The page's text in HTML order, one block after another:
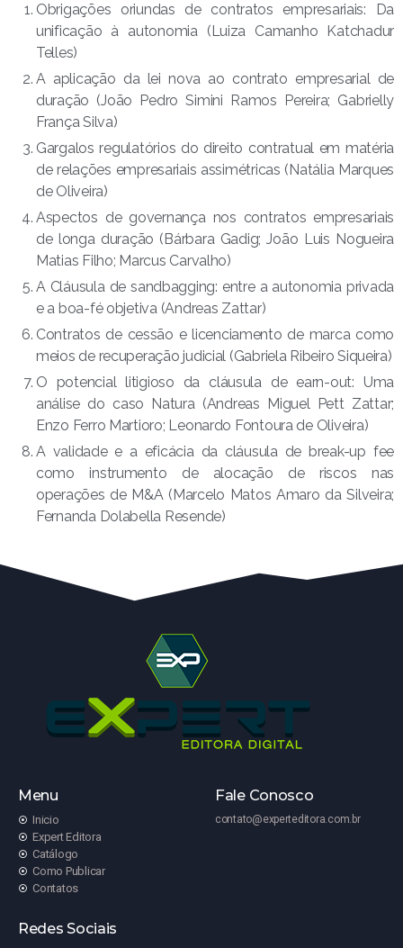
Obrigações oriundas de contratos empresariais: Da
unificação à autonomia (Luiza Camanho Katchadur
Telles)
A aplicação da lei nova ao contrato empresarial de
duração (João Pedro Simini Ramos Pereira; Gabrielly
França Silva)
Gargalos regulatórios do direito contratual em matéria
de relações empresariais assimétricas (Natália Marques
de Oliveira)
Aspectos de governança nos contratos empresariais
de longa duração (Bárbara Gadig; João Luis Nogueira
Matias Filho; Marcus Carvalho)
A Cláusula de sandbagging: entre a autonomia privada
e a boa-fé objetiva (Andreas Zattar)
Contratos de cessão e licenciamento de marca como
meios de recuperação judicial (Gabriela Ribeiro Siqueira)
O potencial litigioso da cláusula de earn-out: Uma
análise do caso Natura (Andreas Miguel Pett Zattar;
Enzo Ferro Martioro; Leonardo Fontoura de Oliveira)
A validade e a eficácia da cláusula de break-up fee
como instrumento de alocação de riscos nas
operações de M&A (Marcelo Matos Amaro da Silveira;
Fernanda Dolabella Resende)
Menu
Inicio
Expert Editora
Catálogo
Como Publicar
Contatos
Fale Conosco
contato@experteditora.com.br
Redes Sociais